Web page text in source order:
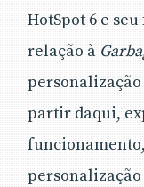
HotSpot 6 e
relação à
personalização
partir daqui,